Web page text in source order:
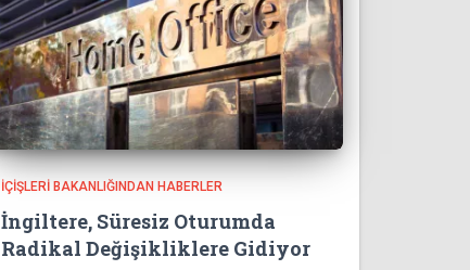
İÇIŞLERI BAKANLIĞINDAN HABERLER
İngiltere, Süresiz Oturumda
Radikal Değişikliklere Gidiyor